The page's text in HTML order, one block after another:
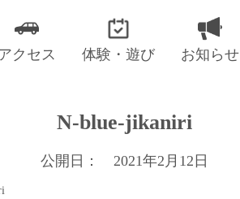
クセス 体験・遊び お知らせ
N-blue-jikaniri
公開日： 2021年2月12日